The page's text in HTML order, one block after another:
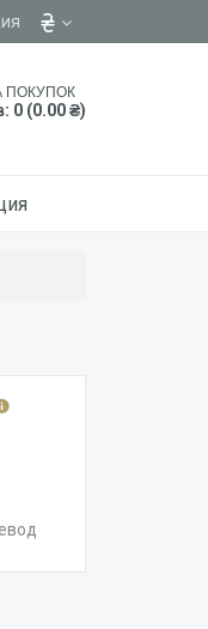
ПОКУПОК
0 (0.00 ₴)